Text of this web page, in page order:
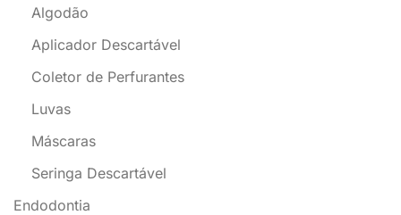
Algodão
Aplicador Descartável
Coletor de Perfurantes
Luvas
Máscaras
Seringa Descartável
Endodontia